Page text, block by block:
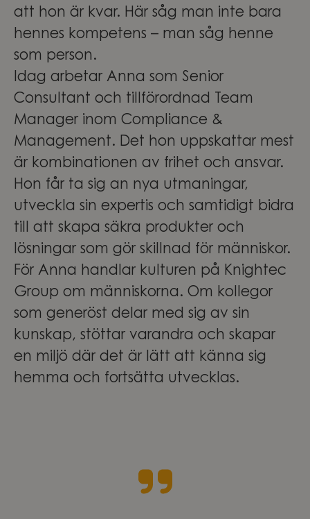
att hon är kvar. Här såg man inte bara
hennes kompetens – man såg henne
som person.
Idag arbetar Anna som Senior
Consultant och tillförordnad Team
Manager inom Compliance &
Management. Det hon uppskattar mest
är kombinationen av frihet och ansvar.
Hon får ta sig an nya utmaningar,
utveckla sin expertis och samtidigt bidra
till att skapa säkra produkter och
lösningar som gör skillnad för människor.
För Anna handlar kulturen på Knightec
Group om människorna. Om kollegor
som generöst delar med sig av sin
kunskap, stöttar varandra och skapar
en miljö där det är lätt att känna sig
hemma och fortsätta utvecklas.